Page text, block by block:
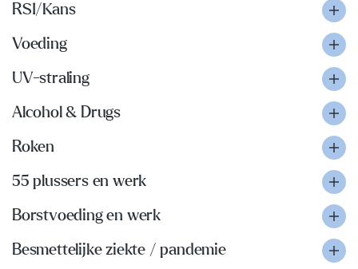
RSI/Kans
Voeding
UV-straling
Alcohol & Drugs
Roken
55 plussers en werk
Borstvoeding en werk
Besmettelijke ziekte / pandemie